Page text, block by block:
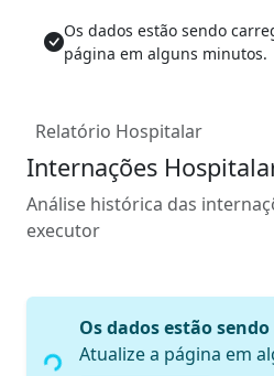
Os dados estão sendo
página em alguns minutos.
Relatório Hospitalar
Internações
Análise histórica das
executor
Os dados estão
Atualize a página em